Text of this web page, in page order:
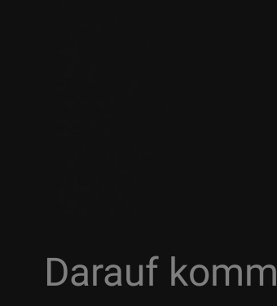
Darauf